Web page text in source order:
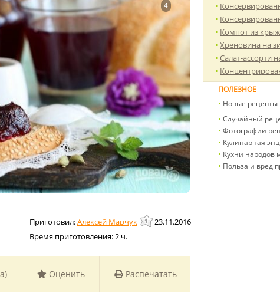
4
Алексей Марчук
23.11.2016
Время приготовления:2 ч.
Оценить Распечатать
Компот из
Хреновина на
Салат-ассорти
ПОЛЕЗНОЕ
Новые рецепты
Случайный
Фотографии
Кулинарная
Кухни народов
Польза и вред